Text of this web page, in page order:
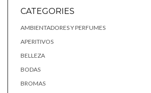
CATEGORIES
AMBIENTADORES Y PERFUMES
APERITIVOS
BELLEZA
BODAS
BROMAS